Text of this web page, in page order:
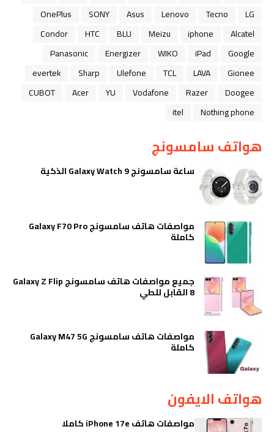
LG
Tecno
Lenovo
Asus
SONY
OnePlus
Alcatel
iphone
Meizu
BLU
HTC
Condor
Google
iPad
WIKO
Energizer
Panasonic
Gionee
LAVA
TCL
Ulefone
Sharp
evertek
Doogee
Razer
Vodafone
YU
Acer
CUBOT
Nothing phone
itel
هواتف سامسونج
ساعة سامسونج Galaxy Watch 9 الذكية
مواصفات هاتف سامسونج Galaxy F70 Pro
كاملة
جميع مواصفات هاتف سامسونج Galaxy Z Flip
8 القابل للطي
مواصفات هاتف سامسونج Galaxy M47 5G
كاملة
هواتف الايفون
مواصفات هاتف iPhone 17e كاملا